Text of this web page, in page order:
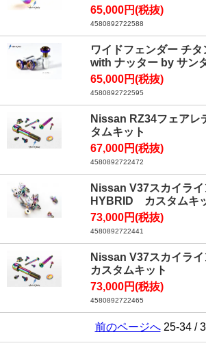
65,000円(税抜)
4580892722588
ワイドフェンダー チタ
with ナッター by サン
65,000円(税抜)
4580892722595
Nissan RZ34フェア
タムキット
67,000円(税抜)
4580892722472
Nissan V37スカイライ
HYBRID カスタムキ
73,000円(税抜)
4580892722441
Nissan V37スカイラ
カスタムキット
73,000円(税抜)
4580892722465
前のページへ25-34 /